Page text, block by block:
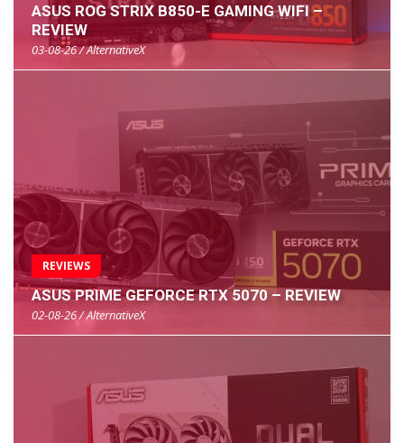
ASUS ROG STRIX B850-E GAMING WIFI –
REVIEW
03-08-26 / AlternativeX
REVIEWS
ASUS PRIME GEFORCE RTX 5070 – REVIEW
02-08-26 / AlternativeX